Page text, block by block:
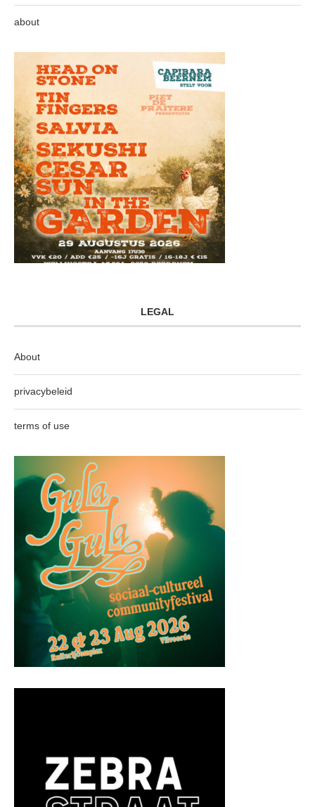
about
LEGAL
About
privacybeleid
terms of use